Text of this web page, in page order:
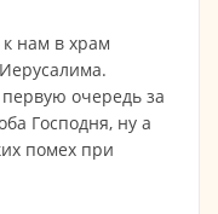
нам в храм
очередь за
Господня, ну а
помех при